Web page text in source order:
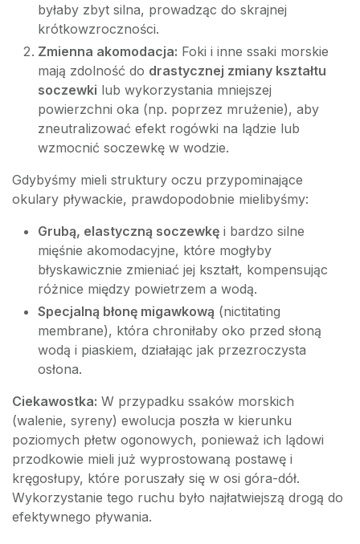
byłaby zbyt silna, prowadząc do skrajnej
krótkowzroczności.
Zmienna akomodacja: Foki i inne ssaki morskie
mają zdolność do drastycznej zmiany kształtu
soczewki lub wykorzystania mniejszej
powierzchni oka (np. poprzez mrużenie), aby
zneutralizować efekt rogówki na lądzie lub
wzmocnić soczewkę w wodzie.
Gdybyśmy mieli struktury oczu przypominające
okulary pływackie, prawdopodobnie mielibyśmy:
Grubą, elastyczną soczewkę i bardzo silne
mięśnie akomodacyjne, które mogłyby
błyskawicznie zmieniać jej kształt, kompensując
różnice między powietrzem a wodą.
Specjalną błonę migawkową (nictitating
membrane), która chroniłaby oko przed słoną
wodą i piaskiem, działając jak przezroczysta
osłona.
Ciekawostka: W przypadku ssaków morskich
(walenie, syreny) ewolucja poszła w kierunku
poziomych płetw ogonowych, ponieważ ich lądowi
przodkowie mieli już wyprostowaną postawę i
kręgosłupy, które poruszały się w osi góra-dół.
Wykorzystanie tego ruchu było najłatwiejszą drogą do
efektywnego pływania.